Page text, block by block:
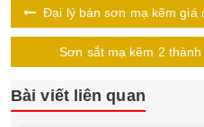
Đại lý bán sơn mạ kẽm giá
Sơn sắt mạ kẽm 2
Bài viết liên quan